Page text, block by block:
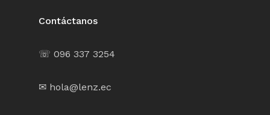
Contáctanos
☏ 096 337 3254
✉ hola@lenz.ec